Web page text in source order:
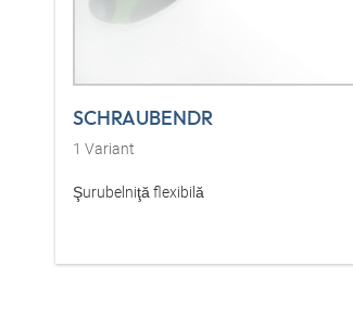
SCHRAUBENDR
1 Variant
Şurubelniţă flexibilă